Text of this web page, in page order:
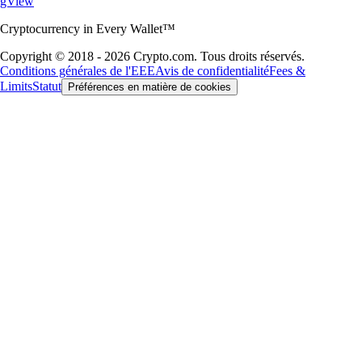
Cryptocurrency in Every Wallet™
Copyright © 2018 - 2026 Crypto.com. Tous droits réservés.
Conditions générales de l'EEEAvis de confidentialitéFees &
LimitsStatut Préférences en matière de cookies